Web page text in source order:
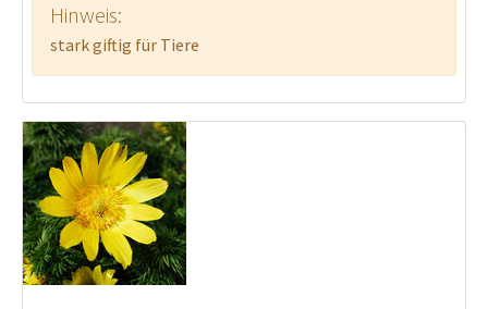
Hinweis:
stark giftig für Tiere